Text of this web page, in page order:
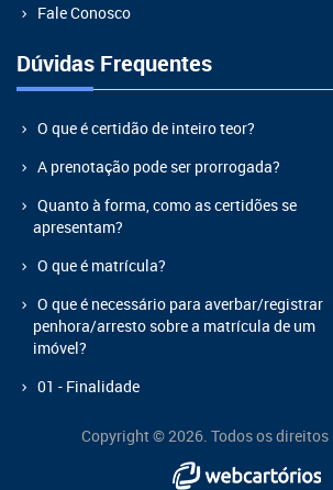
Fale Conosco
Dúvidas Frequentes
O que é certidão de inteiro teor?
A prenotação pode ser prorrogada?
Quanto à forma, como as certidões se
apresentam?
O que é matrícula?
O que é necessário para averbar/registrar
penhora/arresto sobre a matrícula de um
imóvel?
01 - Finalidade
Copyright © 2026. Todos os direitos